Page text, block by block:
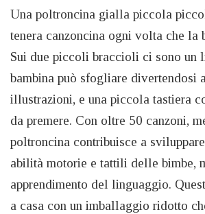
Una poltroncina gialla piccola
tenera canzoncina ogni volta che la
Sui due piccoli braccioli ci sono un
bambina può sfogliare divertendosi
illustrazioni, e una piccola tastiera
da premere. Con oltre 50 canzoni,
poltroncina contribuisce a
abilità motorie e tattili delle bimbe,
apprendimento del linguaggio.
a casa con un imballaggio ridotto